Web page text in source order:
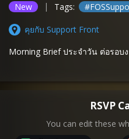
New | Tags:
คุยกับ Support Front
Morning Brief ประจำวัน ต่อรอ
RSVP
You can edit these